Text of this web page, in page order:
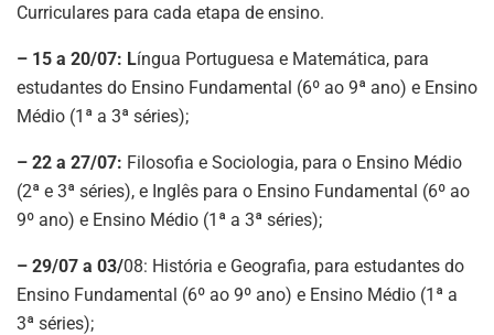
Curriculares para cada etapa de ensino.
– 15 a 20/07: Língua Portuguesa e Matemática, para
estudantes do Ensino Fundamental (6º ao 9ª ano) e Ensino
Médio (1ª a 3ª séries);
– 22 a 27/07: Filosofia e Sociologia, para o Ensino Médio
(2ª e 3ª séries), e Inglês para o Ensino Fundamental (6º ao
9º ano) e Ensino Médio (1ª a 3ª séries);
– 29/07 a 03/08: História e Geografia, para estudantes do
Ensino Fundamental (6º ao 9º ano) e Ensino Médio (1ª a
3ª séries);